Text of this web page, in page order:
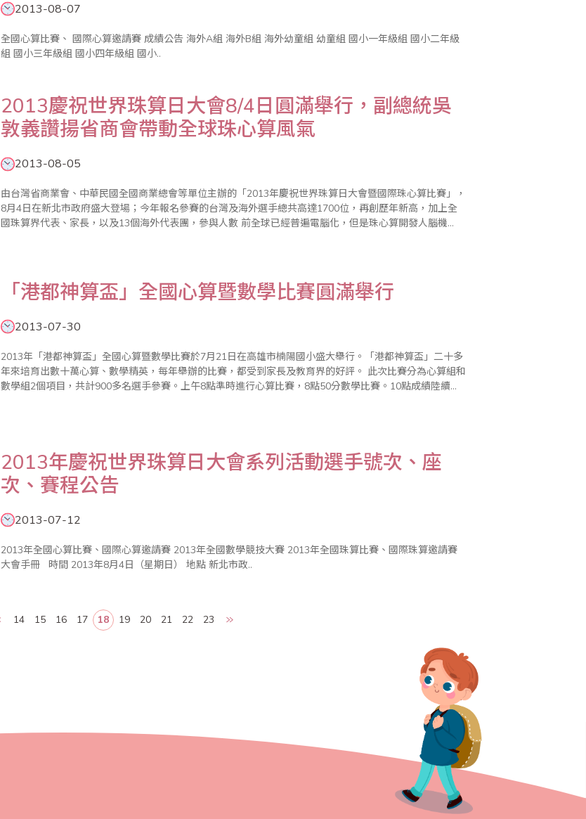
2013-08-07
全國心算比賽、 國際心算邀請賽 成績公告 海外A組 海外B組 海外幼童組 幼童組 國小一年級組 國小二年級
組 國小三年級組 國小四年級組 國小..
2013慶祝世界珠算日大會8/4日圓滿舉行，副總統吳
敦義讚揚省商會帶動全球珠心算風氣
2013-08-05
由台灣省商業會、中華民國全國商業總會等單位主辦的「2013年慶祝世界珠算日大會暨國際珠心算比賽」，
8月4日在新北市政府盛大登場；今年報名參賽的台灣及海外選手總共高達1700位，再創歷年新高，加上全
國珠算界代表、家長，以及13個海外代表團，參與人數 前全球已經普遍電腦化，但是珠心算開發人腦機
「港都神算盃」全國心算暨數學比賽圓滿舉行
2013-07-30
2013年「港都神算盃」全國心算暨數學比賽於7月21日在高雄市楠陽國小盛大舉行。「港都神算盃」二十多
年來培育出數十萬心算、數學精英，每年舉辦的比賽，都受到家長及教育界的好評。 此次比賽分為心算組和
數學組2個項目，共計900多名選手參賽。上午8點準時進行心算比賽，8點50分數學比賽。10點成績陸續公
2013年慶祝世界珠算日大會系列活動選手號次、座
次、賽程公告
2013-07-12
2013年全國心算比賽、國際心算邀請賽 2013年全國數學競技大賽 2013年全國珠算比賽、國際珠算邀請賽
大會手冊 時間 2013年8月4日（星期日） 地點 新北市政..
14 15 16 17 18 19 20 21 22 23